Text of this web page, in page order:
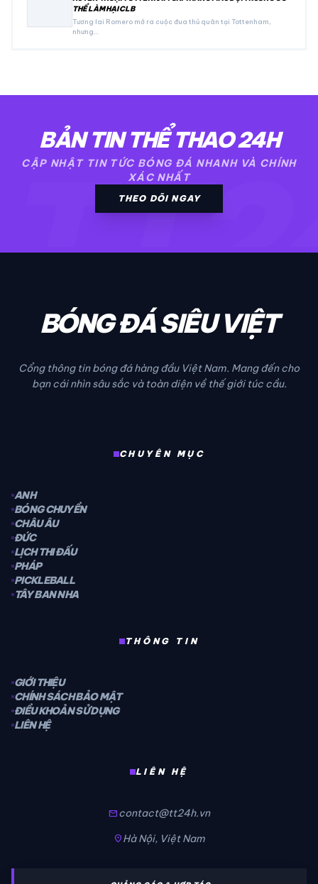
THỂ LÀM HẠI CLB
Tương lai Romero mở ra cuộc đua thủ quân tại Tottenham,
nhưng…
BẢN TIN THỂ THAO 24H
CẬP NHẬT TIN TỨC BÓNG ĐÁ NHANH VÀ CHÍNH
XÁC NHẤT
THEO DÕI NGAY
BÓNG ĐÁ SIÊU VIỆT
Cổng thông tin bóng đá hàng đầu Việt Nam. Mang đến cho
bạn cái nhìn sâu sắc và toàn diện về thế giới túc cầu.
CHUYÊN MỤC
ANH
BÓNG CHUYỀN
CHÂU ÂU
ĐỨC
LỊCH THI ĐẤU
PHÁP
PICKLEBALL
TÂY BAN NHA
THÔNG TIN
GIỚI THIỆU
CHÍNH SÁCH BẢO MẬT
ĐIỀU KHOẢN SỬ DỤNG
LIÊN HỆ
LIÊN HỆ
mailcontact@tt24h.vn
location_onHà Nội, Việt Nam